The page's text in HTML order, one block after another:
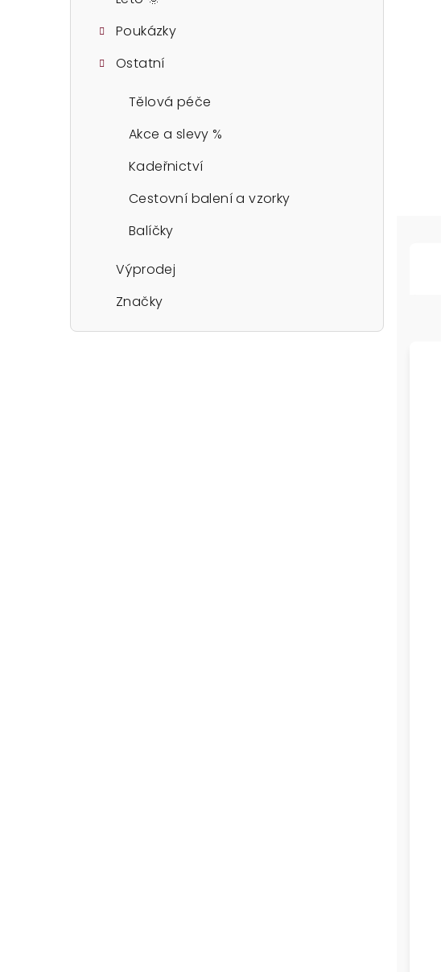
Poukázky
Ostatní
Tělová péče
Akce a slevy %
Kadeřnictví
Cestovní balení a vzorky
Balíčky
Výprodej
Značky